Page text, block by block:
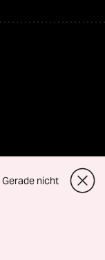
Gerade nicht